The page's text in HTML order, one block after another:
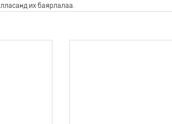
их баярлалаа.